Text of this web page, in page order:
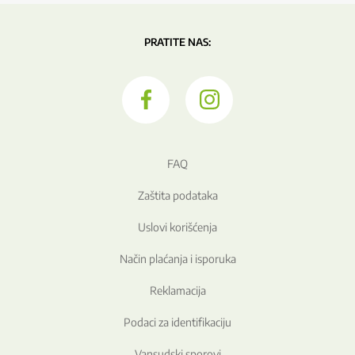
PRATITE NAS:
FAQ
Zaštita podataka
Uslovi korišćenja
Način plaćanja i isporuka
Reklamacija
Podaci za identifikaciju